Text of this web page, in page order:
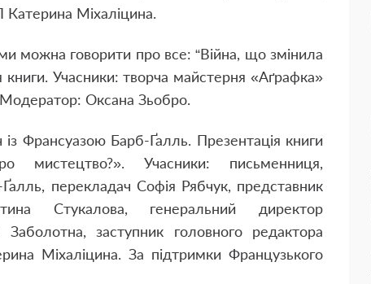
­Міхаліцина.
можна говорити про все: “Війна, що змінила
книги. Учасники: творча майстерня «Аґрафка»
Оксана Зьобро.
Франсуазою Барб-Ґалль. Презентація книги
Учасники: письменниця,
перекладач Софія Рябчук, представник
Стукалова, генеральний директор
заступник головного редактора
Міхаліцина. За підтримки Французького